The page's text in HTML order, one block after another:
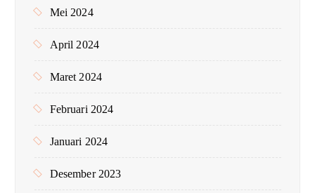
Mei 2024
April 2024
Maret 2024
Februari 2024
Januari 2024
Desember 2023